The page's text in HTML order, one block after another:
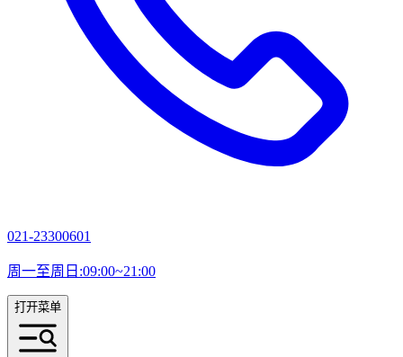
021-23300601
周一至周日:09:00~21:00
打开菜单